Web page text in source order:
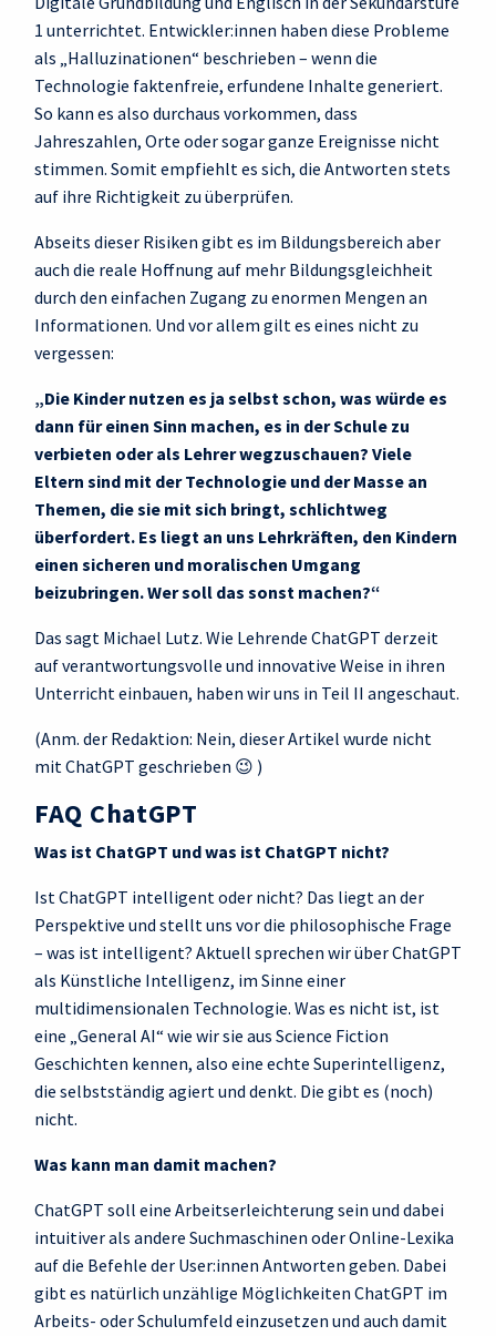
1 unterrichtet. Entwickler:innen haben diese Probleme
als „Halluzinationen“ beschrieben – wenn die
Technologie faktenfreie, erfundene Inhalte generiert.
So kann es also durchaus vorkommen, dass
Jahreszahlen, Orte oder sogar ganze Ereignisse nicht
stimmen. Somit empfiehlt es sich, die Antworten stets
auf ihre Richtigkeit zu überprüfen.
Abseits dieser Risiken gibt es im Bildungsbereich aber
auch die reale Hoffnung auf mehr Bildungsgleichheit
durch den einfachen Zugang zu enormen Mengen an
Informationen. Und vor allem gilt es eines nicht zu
vergessen:
„Die Kinder nutzen es ja selbst schon, was würde es
dann für einen Sinn machen, es in der Schule zu
verbieten oder als Lehrer wegzuschauen? Viele
Eltern sind mit der Technologie und der Masse an
Themen, die sie mit sich bringt, schlichtweg
überfordert. Es liegt an uns Lehrkräften, den Kindern
einen sicheren und moralischen Umgang
beizubringen. Wer soll das sonst machen?“
Das sagt Michael Lutz. Wie Lehrende ChatGPT derzeit
auf verantwortungsvolle und innovative Weise in ihren
Unterricht einbauen, haben wir uns in Teil II angeschaut.
(Anm. der Redaktion: Nein, dieser Artikel wurde nicht
mit ChatGPT geschrieben 😉 )
FAQ ChatGPT
Was ist ChatGPT und was ist ChatGPT nicht?
Ist ChatGPT intelligent oder nicht? Das liegt an der
Perspektive und stellt uns vor die philosophische Frage
– was ist intelligent? Aktuell sprechen wir über ChatGPT
als Künstliche Intelligenz, im Sinne einer
multidimensionalen Technologie. Was es nicht ist, ist
eine „General AI“ wie wir sie aus Science Fiction
Geschichten kennen, also eine echte Superintelligenz,
die selbstständig agiert und denkt. Die gibt es (noch)
nicht.
Was kann man damit machen?
ChatGPT soll eine Arbeitserleichterung sein und dabei
intuitiver als andere Suchmaschinen oder Online-Lexika
auf die Befehle der User:innen Antworten geben. Dabei
gibt es natürlich unzählige Möglichkeiten ChatGPT im
Arbeits- oder Schulumfeld einzusetzen und auch damit